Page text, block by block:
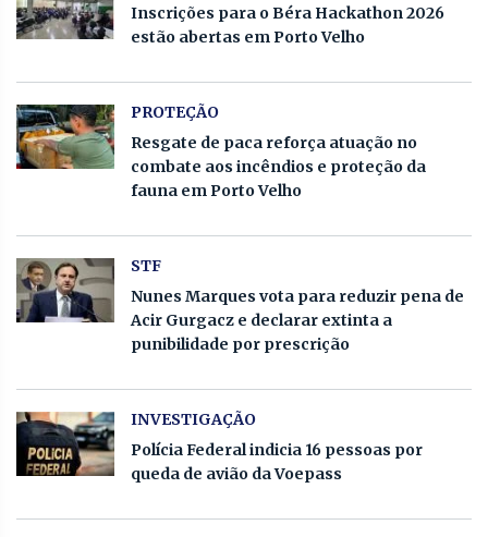
Inscrições para o Béra Hackathon 2026
estão abertas em Porto Velho
PROTEÇÃO
Resgate de paca reforça atuação no
combate aos incêndios e proteção da
fauna em Porto Velho
STF
Nunes Marques vota para reduzir pena de
Acir Gurgacz e declarar extinta a
punibilidade por prescrição
INVESTIGAÇÃO
Polícia Federal indicia 16 pessoas por
queda de avião da Voepass